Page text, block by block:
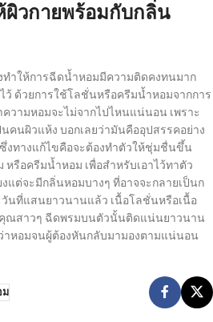
วกายพร้อมกับกลิ่น
ำให้การฉีดน้ำหอมมีความติดคงทนมาก
ว้ ด้วยการใช้โลชั่นหรือครีมน้ำหอมจากการ
วามหอมจะไม่จากไปไหนแน่นอน เพราะ
คนผิวแห้ง บอกเลยว่ามันคืออุปสรรคอย่าง
งทางแก้ไขคือจะต้องทำตัวให้ชุ่มชื่นขึ้น
รือครีมน้ำหอม เพื่อสำหรับเอาไว้ทาตัว
แต่จะมีกลิ่นหอมบางๆ ที่อาจจะกลายเป็นก
นที่แสนยาวนานแล้ว เนื้อโลชั่นหรือเนื้อ
ณสาวๆ ฉีดพรมบนตัวนั้นติดแน่นยาวนาน
าหอมจนผู้ต้องหันกลับมามองตามแน่นอน
ม